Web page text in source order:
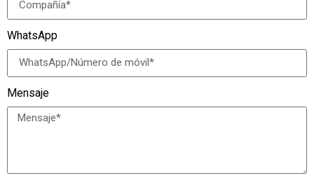
WhatsApp
Mensaje